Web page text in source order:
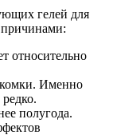
гелей для
причинами:
относительно
комки. Именно
полугода.